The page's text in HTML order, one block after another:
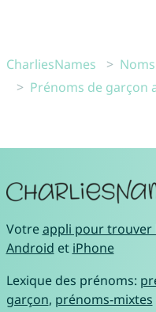
CharliesNames Noms
Prénoms de garçon
Votreappli pour trouver
Android et iPhone
Lexique des prénoms:
garçon, prénoms-mixtes